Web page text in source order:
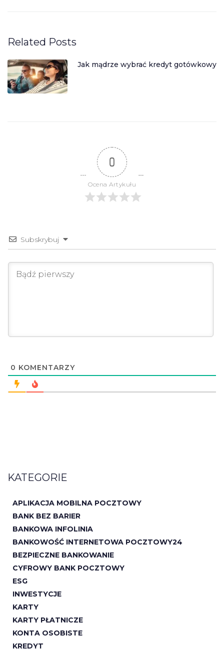
Related Posts
Jak mądrze wybrać kredyt gotówkowy
0
Ocena Artykułu
Subskrybuj
0 KOMENTARZY
KATEGORIE
APLIKACJA MOBILNA POCZTOWY
BANK BEZ BARIER
BANKOWA INFOLINIA
BANKOWOŚĆ INTERNETOWA POCZTOWY24
BEZPIECZNE BANKOWANIE
CYFROWY BANK POCZTOWY
ESG
INWESTYCJE
KARTY
KARTY PŁATNICZE
KONTA OSOBISTE
KREDYT